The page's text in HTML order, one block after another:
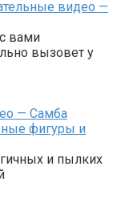
видео —
вами
вызовет у
— Самба
фигуры и
и пылких